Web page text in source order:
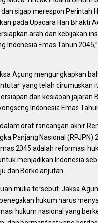
sigap merespon Perintah
pada Upacara Hari Bhakti
arah dan kebijakan
Indonesia Emas Tahun
Agung mengungkapkan
yang telah dirumuskan
dan kesiapan jajaran
Indonesia Emas
draf rancangan akhir
Panjang Nasional (RPJPN)
2045 adalah reformasi
menjadikan Indonesia
dan Berkelanjutan.
mulia tersebut, Jaksa
hukum harus
hukum nasional yang